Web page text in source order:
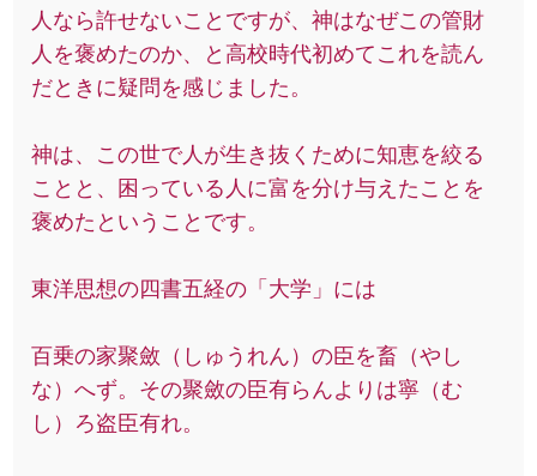
人なら許せないことですが、神はなぜこの管財
人を褒めたのか、と高校時代初めてこれを読ん
だときに疑問を感じました。
神は、この世で人が生き抜くために知恵を絞る
ことと、困っている人に富を分け与えたことを
褒めたということです。
東洋思想の四書五経の「大学」には
百乗の家聚斂（しゅうれん）の臣を畜（やし
な）へず。その聚斂の臣有らんよりは寧（む
し）ろ盗臣有れ。